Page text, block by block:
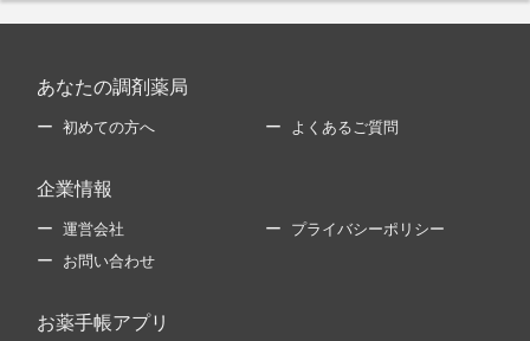
あなたの調剤薬局
初めての方へ よくあるご質問
企業情報
運営会社 プライバシーポリシー
お問い合わせ
お薬手帳アプリ